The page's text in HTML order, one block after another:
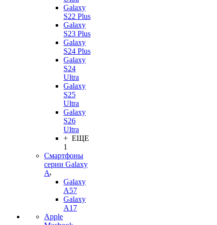
Galaxy
S22 Plus
Galaxy
S23 Plus
Galaxy
S24 Plus
Galaxy
S24
Ultra
Galaxy
S25
Ultra
Galaxy
S26
Ultra
+ ЕЩЕ
1
Смартфоны
серии Galaxy
A
Galaxy
A57
Galaxy
A17
Apple